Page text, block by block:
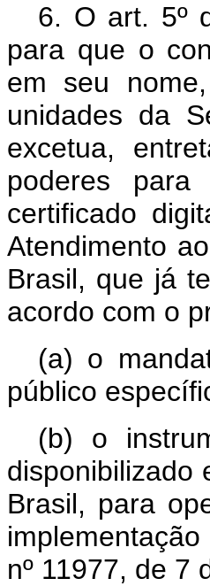
6. O art. 5º
para que o
em seu
unidades da
excetua,
poderes
certificado
Atendimento
Brasil, que já
acordo com o
(a) o
público
(b) o
disponibilizado
Brasil, para
nº 11977, de 7